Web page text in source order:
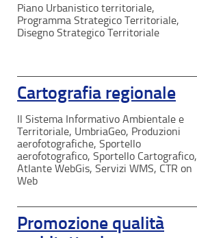
Piano Urbanistico territoriale,
Programma Strategico Territoriale,
Disegno Strategico Territoriale
Cartografia regionale
Il Sistema Informativo Ambientale e
Territoriale, UmbriaGeo, Produzioni
aerofotografiche, Sportello
aerofotografico, Sportello Cartografico,
Atlante WebGis, Servizi WMS, CTR on
Web
Promozione qualità